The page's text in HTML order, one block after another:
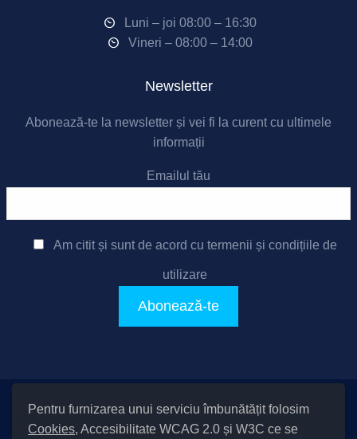
Pentru furnizarea unui serviciu îmbunătățit folosim
Cookies, Accesibilitate WCAG 2.0 și W3C ce se
Luni – joi 08:00 – 16:30
Vineri – 08:00 – 14:00
Newsletter
Abonează-te la newsletter și vei fi la curent cu ultimele
informații
Emailul tău
Am citit și sunt de acord cu termenii și condițiile de
utilizare
Setări Cookies și Accesibilitate